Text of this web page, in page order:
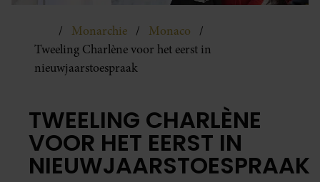
Monarchie
Monaco
Tweeling Charlène voor het eerst in
nieuwjaarstoespraak
TWEELING CHARLÈNE
VOOR HET EERST IN
NIEUWJAARSTOESPRAAK